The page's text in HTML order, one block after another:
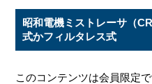
昭和電機ミストレーサ（
式かフィルタレス式
このコンテンツは会員限定で